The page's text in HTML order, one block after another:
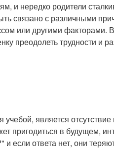
и нередко родители
связано с различными
или другими факторами.
преодолеть трудности и
является
пригодиться в будущем,
и если ответа нет, они